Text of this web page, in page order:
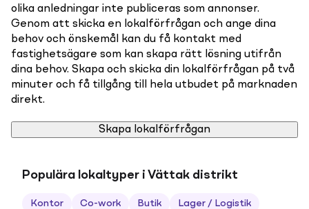
olika anledningar inte publiceras som annonser.
Genom att skicka en lokalförfrågan och ange dina
behov och önskemål kan du få kontakt med
fastighetsägare som kan skapa rätt lösning utifrån
dina behov. Skapa och skicka din lokalförfrågan på två
minuter och få tillgång till hela utbudet på marknaden
direkt.
Skapa lokalförfrågan
Populära lokaltyper i Vättak distrikt
Kontor Co-work Butik Lager / Logistik